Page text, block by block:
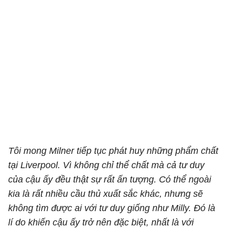
Tôi mong Milner tiếp tục phát huy những phẩm chất
tại Liverpool. Vì không chỉ thể chất mà cả tư duy
của cậu ấy đều thật sự rất ấn tượng. Có thể ngoài
kia là rất nhiều cầu thủ xuất sắc khác, nhưng sẽ
không tìm được ai với tư duy giống như Milly. Đó là
lí do khiến cậu ấy trở nên đặc biệt, nhất là với